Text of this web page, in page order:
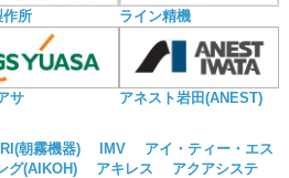
作所 ライン精機
サ アネスト岩田(ANEST)
朝霧機器) IMV
アイ・ティー・エス
グ(AIKOH) アキレス
アクアシステ